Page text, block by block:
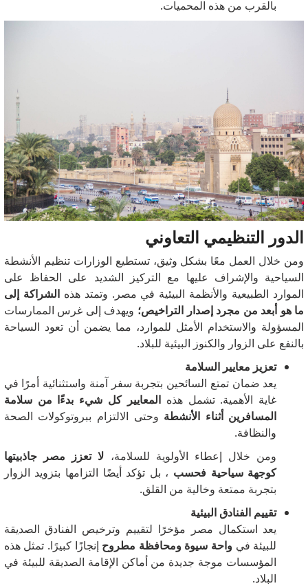
بالقرب من هذه المحميات.
الدور التنظيمي التعاوني
ومن خلال العمل معًا بشكل وثيق، تستطيع الوزارات تنظيم الأنشطة
السياحية والإشراف عليها مع التركيز الشديد على الحفاظ على
الموارد الطبيعية والأنظمة البيئية في مصر. وتمتد هذهالشراكة إلى
ما هو أبعد من مجرد إصدار التراخيص؛ ويهدف إلى غرس الممارسات
المسؤولة والاستخدام الأمثل للموارد، مما يضمن أن تعود السياحة
بالنفع على الزوار والكنوز البيئية للبلاد.
تعزيز معايير السلامة
يعد ضمان تمتع السائحين بتجربة سفر آمنة واستثنائية أمرًا في
غاية الأهمية.تشمل هذهالمعايير كل شيء بدءًا من سلامة
المسافرين أثناء الأنشطة وحتى الالتزام ببروتوكولات الصحة
والنظافة.
ومن خلال إعطاء الأولوية للسلامة، لا تعزز مصر جاذبيتها
كوجهة سياحية فحسب ، بل تؤكد أيضًا التزامها بتزويد الزوار
بتجربة ممتعة وخالية من القلق.
تقييم الفنادق البيئية
يعد استكمال مصر مؤخرًا لتقييم وترخيص الفنادق الصديقة
للبيئة في واحة سيوة ومحافظة مطروح إنجازًا كبيرًا. تمثل هذه
المؤسسات موجة جديدة من أماكن الإقامة الصديقة للبيئة في
البلاد.